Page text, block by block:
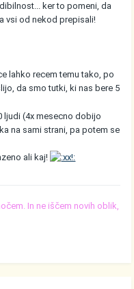
ker to pomeni, da
vsi od nekod prepisali!
lahko recem temu tako, po
da smo tutki, ki nas bere 5
ljudi (4x mesecno dobijo
na sami strani, pa potem se
ali kaj!
In ne iščem novih oblik,